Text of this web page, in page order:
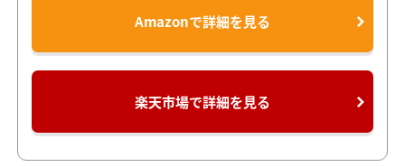
Amazonで詳細を見る
楽天市場で詳細を見る